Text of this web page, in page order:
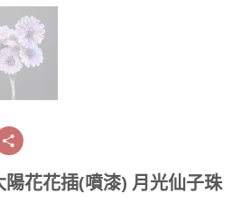
陽花花插(噴漆) 月光仙子珠